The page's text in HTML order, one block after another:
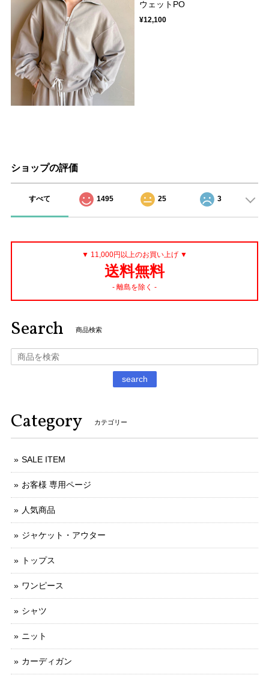
ウェットPO
¥12,100
ショップの評価
すべて 1495 25 3
▼ 11,000円以上のお買い上げ ▼
送料無料
- 離島を除く -
Search 商品検索
search
Category カテゴリー
SALE ITEM
お客様 専用ページ
人気商品
ジャケット・アウター
トップス
ワンピース
シャツ
ニット
カーディガン